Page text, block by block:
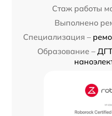
Стаж работы
Выполнено
Специализация –
Образование –